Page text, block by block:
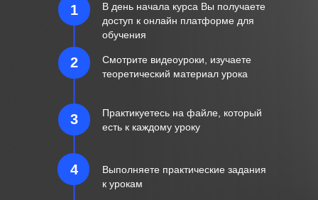
В день начала курса Вы получаете
доступ к онлайн платформе для
обучения
1
Смотрите видеоуроки, изучаете
теоретический материал урока
Практикуетесь на файле, который
есть к каждому уроку
4
3
Выполняете практические задания
к урокам
2